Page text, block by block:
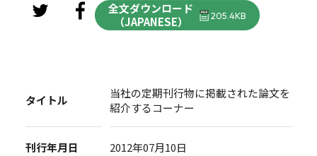
全文ダウンロード
（JAPANESE）
205.4KB
タイトル
当社の定期刊行物に掲載された論文を
紹介するコーナー
刊行年月日 2012年07月10日